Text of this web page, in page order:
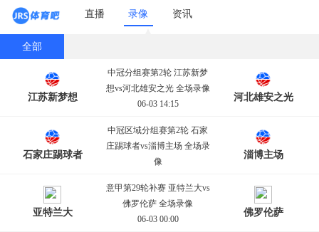
直播 录像 资讯
全部
江苏新梦想
中冠分组赛第2轮 江苏新梦
想vs河北雄安之光 全场录像
06-03 14:15
河北雄安之光
石家庄踢球者
中冠区域分组赛第2轮 石家
庄踢球者vs淄博主场 全场录
像
淄博主场
亚特兰大
意甲第29轮补赛 亚特兰大vs
佛罗伦萨 全场录像
06-03 00:00
佛罗伦萨